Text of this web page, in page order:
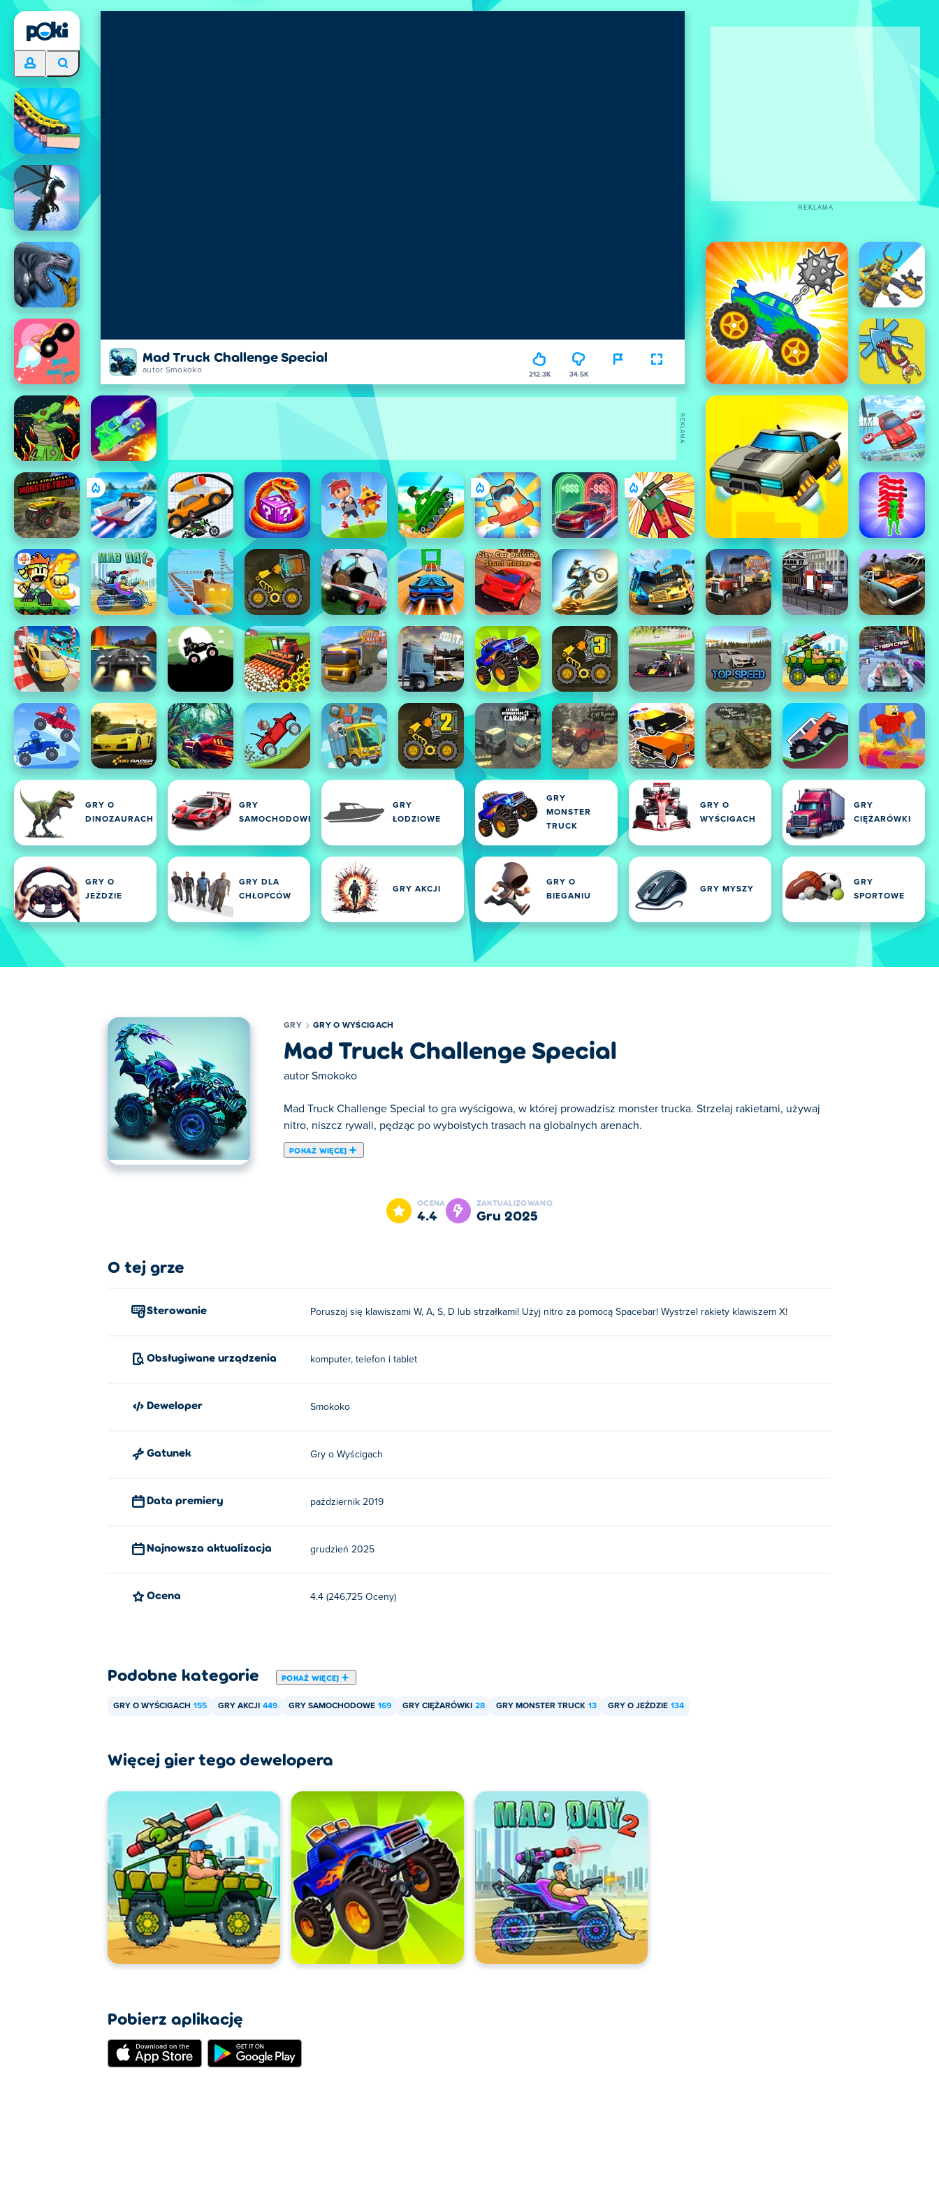
Mad Truck Challenge Special
autor Smokoko 212.3K 34.5K
GRY O
DINOZAURACH
GRY
SAMOCHODOWE
GRY
ŁODZIOWE
GRY
MONSTER
TRUCK
GRY O
WYŚCIGACH
GRY
CIĘŻARÓWKI
GRY O
JEŹDZIE
GRY DLA
CHŁOPCÓW
GRY AKCJI
GRY O
BIEGANIU
GRY MYSZY
GRY
SPORTOWE
REKLAMA
REKLAMA
GRY GRY O WYŚCIGACH
Mad Truck Challenge Special
autor Smokoko
Mad Truck Challenge Special to gra wyścigowa, w której prowadzisz monster trucka. Strzelaj rakietami, używaj
nitro, niszcz rywali, pędząc po wyboistych trasach na globalnych arenach.
POKAŻ WIĘCEJ
Tutaj możesz grać w Mad Truck Challenge Special. Mad Truck Challenge Special jest jedną z naszych ulubionych gier w kategorii: Gry o Wyścigach.
OCENA
4.4
ZAKTUALIZOWANO
gru 2025
O tej grze
Sterowanie Poruszaj się klawiszami W, A, S, D lub strzałkami! Użyj nitro za pomocą Spacebar! Wystrzel rakiety klawiszem X!
Obsługiwane urządzenia komputer, telefon i tablet
Deweloper Smokoko
Gatunek Gry o Wyścigach
Data premiery październik 2019
Najnowsza aktualizacja grudzień 2025
Ocena 4.4 (246,725 Oceny)
Podobne kategorie POKAŻ WIĘCEJ
GRY O WYŚCIGACH 155 GRY AKCJI 449 GRY SAMOCHODOWE 169 GRY CIĘŻARÓWKI 28 GRY MONSTER TRUCK 13 GRY O JEŹDZIE 134
Więcej gier tego dewelopera
Pobierz aplikację